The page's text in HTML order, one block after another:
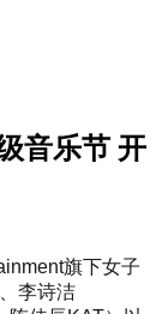
音乐节 开
旗下女子
李诗洁